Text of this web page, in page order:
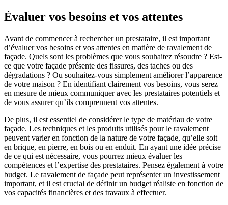
Évaluer vos besoins et vos attentes
Avant de commencer à rechercher un prestataire, il est important
d’évaluer vos besoins et vos attentes en matière de ravalement de
façade. Quels sont les problèmes que vous souhaitez résoudre ? Est-
ce que votre façade présente des fissures, des taches ou des
dégradations ? Ou souhaitez-vous simplement améliorer l’apparence
de votre maison ? En identifiant clairement vos besoins, vous serez
en mesure de mieux communiquer avec les prestataires potentiels et
de vous assurer qu’ils comprennent vos attentes.
De plus, il est essentiel de considérer le type de matériau de votre
façade. Les techniques et les produits utilisés pour le ravalement
peuvent varier en fonction de la nature de votre façade, qu’elle soit
en brique, en pierre, en bois ou en enduit. En ayant une idée précise
de ce qui est nécessaire, vous pourrez mieux évaluer les
compétences et l’expertise des prestataires. Pensez également à votre
budget. Le ravalement de façade peut représenter un investissement
important, et il est crucial de définir un budget réaliste en fonction de
vos capacités financières et des travaux à effectuer.